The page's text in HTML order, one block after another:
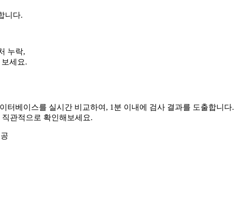
니다.
누락,
세요.
터베이스를 실시간 비교하여, 1분 이내에 검사 결과를 도출합니다.
관적으로 확인해보세요.